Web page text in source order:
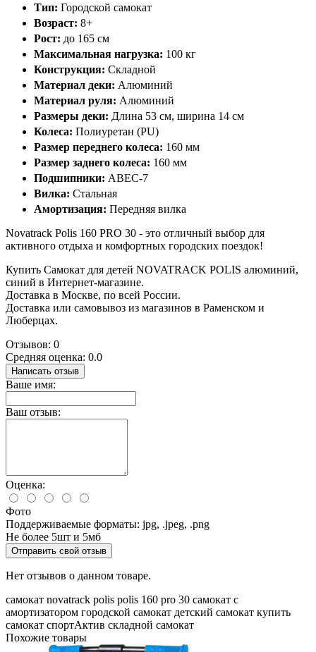
Тип: Городской самокат
Возраст: 8+
Рост: до 165 см
Максимальная нагрузка: 100 кг
Конструкция: Складной
Материал деки: Алюминий
Материал руля: Алюминий
Размеры деки: Длина 53 см, ширина 14 см
Колеса: Полиуретан (PU)
Размер переднего колеса: 160 мм
Размер заднего колеса: 160 мм
Подшипники: ABEC-7
Вилка: Стальная
Амортизация: Передняя вилка
Novatrack Polis 160 PRO 30 - это отличный выбор для
активного отдыха и комфортных городских поездок!
Купить Самокат для детей NOVATRACK POLIS алюминий,
синий в Интернет-магазине.
Доставка в Москве, по всей России.
Доставка или самовывоз из магазинов в Раменском и
Люберцах.
Отзывов: 0
Средняя оценка: 0.0
Написать отзыв
Ваше имя:
Ваш отзыв:
Оценка:
Фото
Поддерживаемые форматы: jpg, .jpeg, .png
Не более 5шт и 5мб
Отправить свой отзыв
Нет отзывов о данном товаре.
самокат novatrack polis polis 160 pro 30 самокат с
амортизатором городской самокат детский самокат купить
самокат спортАктив складной самокат
Похожие товары